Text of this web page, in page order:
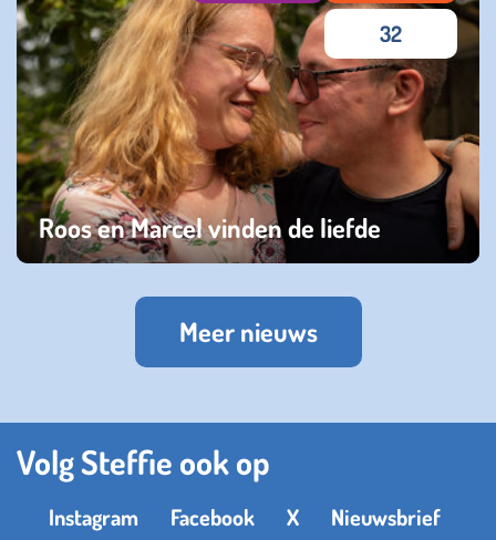
Roos en Marcel vinden de liefde
32
Meer nieuws
Volg Steffie ook op
Instagram Facebook X Nieuwsbrief